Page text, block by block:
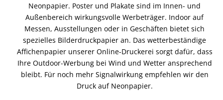
Neonpapier. Poster und Plakate sind im Innen- und
Außenbereich wirkungsvolle Werbeträger. Indoor auf
Messen, Ausstellungen oder in Geschäften bietet sich
spezielles Bilderdruckpapier an. Das wetterbeständige
Affichenpapier unserer Online-Druckerei sorgt dafür, dass
Ihre Outdoor-Werbung bei Wind und Wetter ansprechend
bleibt. Für noch mehr Signalwirkung empfehlen wir den
Druck auf Neonpapier.